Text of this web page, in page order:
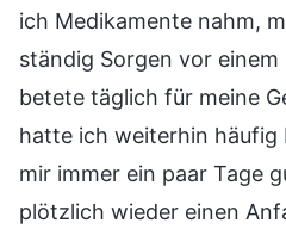
ich Medikamente nahm,
ständig Sorgen vor einem
betete täglich für meine
hatte ich weiterhin häufig
mir immer ein paar Tage
plötzlich wieder einen